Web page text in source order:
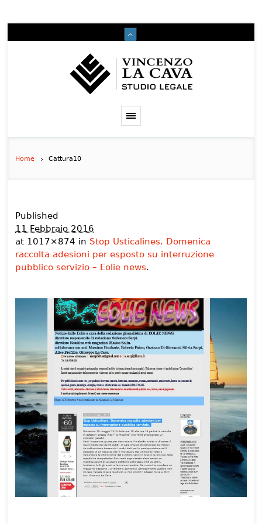
Home Cattura10
Published
11 Febbraio 2016
at 1017×874 in Stop Usticalines. Domenica
raccolta adesioni per esposto su interruzione
pubblico servizio – Eolie news.